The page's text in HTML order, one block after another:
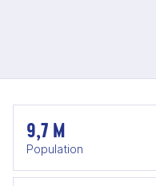
9,7 M
Population